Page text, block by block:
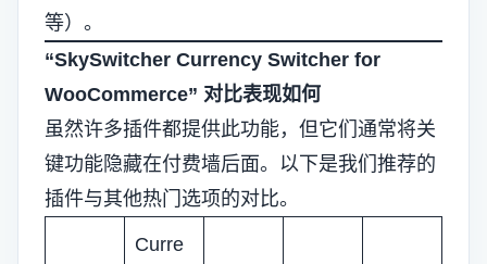
等）。
“SkySwitcher Currency Switcher for
WooCommerce” 对比表现如何
虽然许多插件都提供此功能，但它们通常将关
键功能隐藏在付费墙后面。以下是我们推荐的
插件与其他热门选项的对比。
Curre